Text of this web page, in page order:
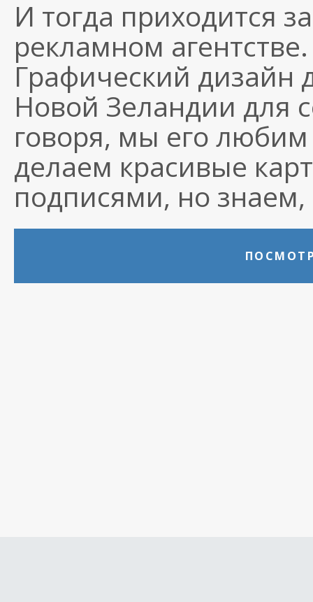
И тогда приходится
рекламном
Графический дизайн
Новой Зеландии для
говоря, мы его
делаем красивые
подписями, но знаем,